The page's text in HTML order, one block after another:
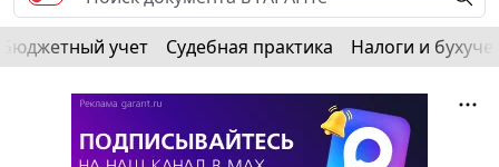
Бюджетный учет Судебная практика Налоги и